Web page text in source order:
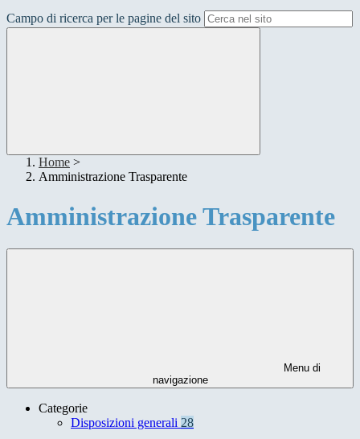
Campo di ricerca per le pagine del sito
Home >
Amministrazione Trasparente
Amministrazione Trasparente
Menu di
navigazione
Categorie
Disposizioni generali 28